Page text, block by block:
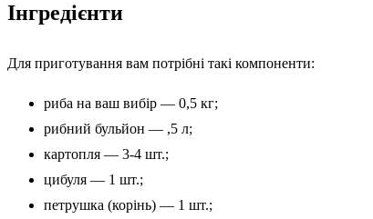
Інгредієнти
Для приготування вам потрібні такі компоненти:
риба на ваш вибір — 0,5 кг;
рибний бульйон — ,5 л;
картопля — 3-4 шт.;
цибуля — 1 шт.;
петрушка (корінь) — 1 шт.;